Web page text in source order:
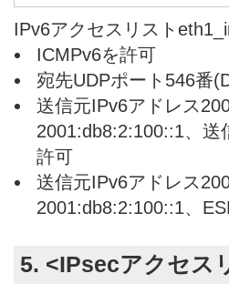
IPv6アクセスリスト
ICMPv6を許可
宛先UDPポート546番
送信元IPv6アドレス
2001:db8:2:100::1、送
許可
送信元IPv6アドレス
2001:db8:2:100::1、
5. <IPsecアクセス